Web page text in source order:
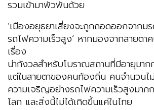
รวมเข้ามาพัวพันด้วย
‘เมืองอยุธยาเสี่ยงจะถูกถอดออกจากมร
รถไฟความเร็วสูง’ หากมองจากสายต
เรื่อง
น่ากังวลสำหรับโบราณสถานที่มีอายุมาก
แต่ในสายตาของคนท้องถิ่น คนจำนวนไ
ความเจริญอย่างรถไฟความเร็วสูงมาก
โลก และสิ่งนี้ไม่ได้เกิดขึ้นแค่ในไทย